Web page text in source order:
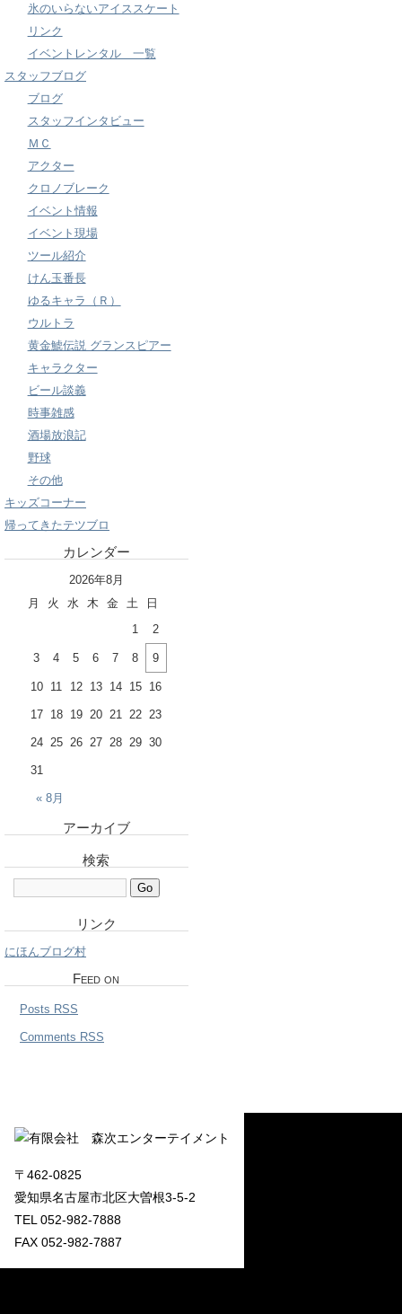
氷のいらないアイススケート
リンク
イベントレンタル 一覧
スタッフブログ
ブログ
スタッフインタビュー
ＭＣ
アクター
クロノブレーク
イベント情報
イベント現場
ツール紹介
けん玉番長
ゆるキャラ（Ｒ）
ウルトラ
黄金鯱伝説 グランスピアー
キャラクター
ビール談義
時事雑感
酒場放浪記
野球
その他
キッズコーナー
帰ってきたテツブロ
カレンダー
2026年8月
月
火 水 木 金 土 日
« 8月
1 2
3 4 5 6 7 8 9
10 11 12 13 14 15 16
17 18 19 20 21 22 23
24 25 26 27 28 29 30
31
アーカイブ
検索
リンク
にほんブログ村
Feed on
Posts RSS
Comments RSS
〒462-0825
愛知県名古屋市北区大曽根3-5-2
TEL 052-982-7888
FAX 052-982-7887